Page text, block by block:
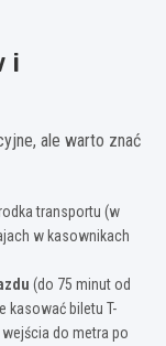
i
ale warto znać
transportu (w
w kasownikach
(do 75 minut od
kasować biletu T-
do metra po